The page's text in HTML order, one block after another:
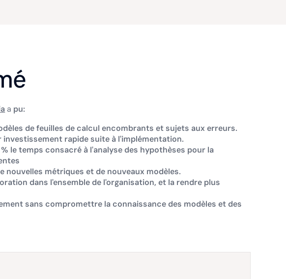
a pu:‍
de feuilles de calcul encombrants et sujets aux erreurs.
rapide suite à l'implémentation.
le temps consacré à l'analyse des hypothèses pour la
nouvelles métriques et de nouveaux modèles.
dans l'ensemble de l'organisation, et la rendre plus
sans compromettre la connaissance des modèles et des